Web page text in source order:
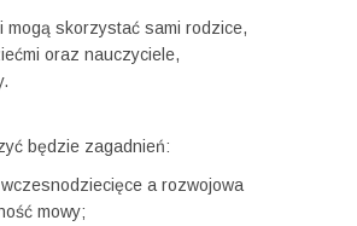
mogą skorzystać sami rodzice,
oraz nauczyciele,
będzie zagadnień:
a rozwojowa
mowy;